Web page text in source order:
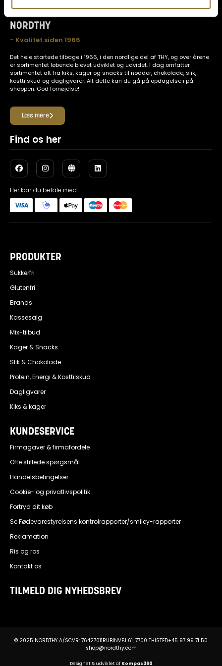
NORDTHY
- Kvalitet siden 1966
Det hele startede tilbage i 1966, i den nordlige del af THY, og over årene
er sortimentet løbende blevet udviklet og udvidet. I dag omfatter
sortimentet alt fra kiks, kager og snacks til nødder, chokolade, slik,
kosttilskud og dagligvarer. Alt dette kan du gå på opdagelse i på
shoppen. God fornøjelse!
Læs mere
Find os her
Her kan du betale med
PRODUKTER
Sukkerfri
Glutenfri
Brands
Kassesalg
Mix-tilbud
Kager & Snacks
Slik & Chokolade
Protein, Energi & Kosttilskud
Dagligvarer
Kiks & kager
KUNDESERVICE
Firmagaver & firmafordele
Ofte stillede spørgsmål
Handelsbetingelser
Cookie- og privatlivspolitik
Fortryd dit køb
Se Fødevarestyrelsens kontrolrapporter/smiley-rapporter
Reklamation
Ris og ros
Kontakt os
TILMELD DIG NYHEDSBREV
© 2025 NORDTHY A/SCVR: 76427011RUBINVEJ 61, 7700 THISTED+45 97 99 71 50
shop@nordthy.com
Designet & udviklet af Kompas360